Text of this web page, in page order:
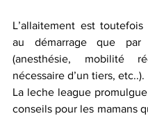
L’allaitement est
au démarrage que par
(anesthésie, mobilité
nécessaire d’un tiers, etc..).
La leche league
conseils pour les mamans